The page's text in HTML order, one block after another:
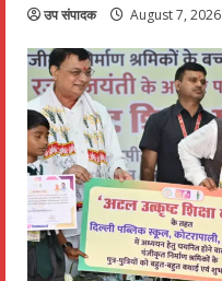
उप संपादक August 7, 2026